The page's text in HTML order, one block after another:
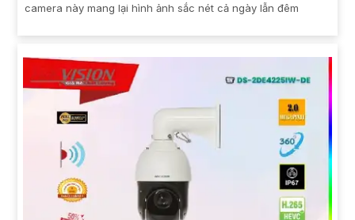
camera này mang lại hình ảnh sắc nét cả ngày lẫn đêm